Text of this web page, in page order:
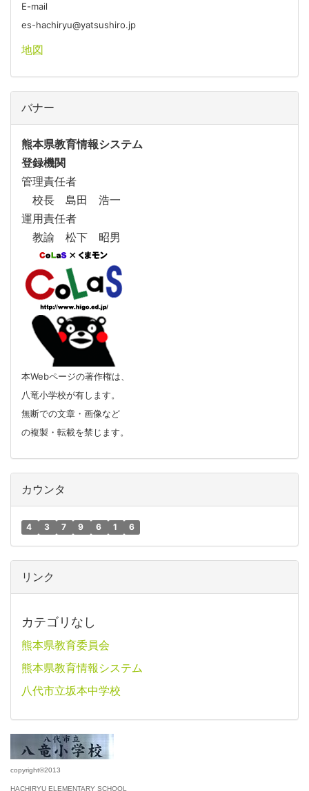
E-mail
es-hachiryu@yatsushiro.jp
地図
バナー
熊本県教育情報システム
登録機関
管理責任者
校長 島田 浩一
運用責任者
教諭 松下 昭男
本Webページの著作権は、
八竜小学校が有します。
無断での文章・画像など
の複製・転載を禁じます。
カウンタ
4 3 7 9 6 1 6
リンク
カテゴリなし
熊本県教育委員会
熊本県教育情報システム
八代市立坂本中学校
copyright©2013
HACHIRYU ELEMENTARY SCHOOL